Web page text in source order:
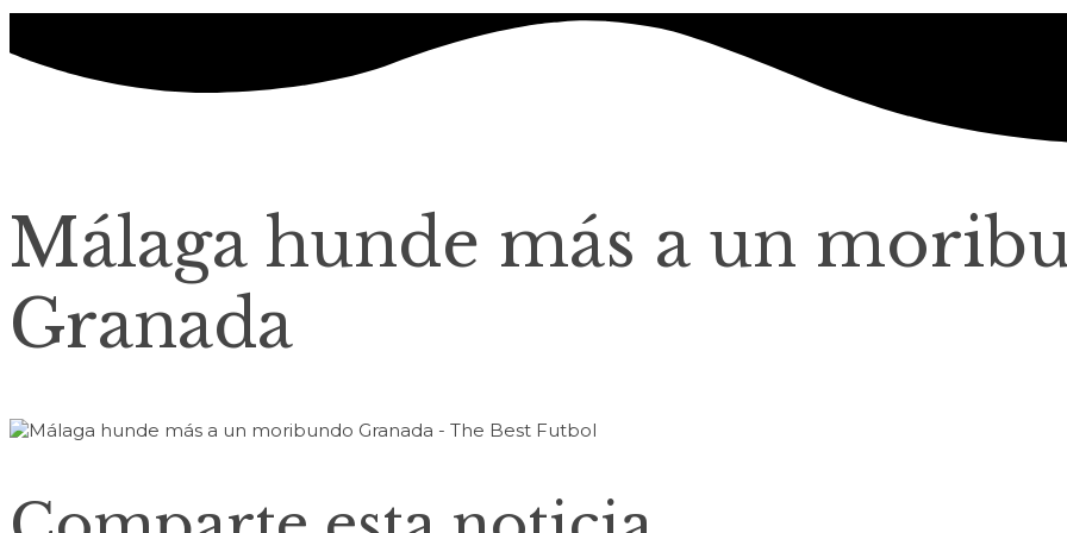
Málaga hunde más a un
Granada